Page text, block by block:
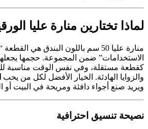
لماذا تختارين منارة عليا الورقية 50
منارة عليا 50 سم باللون البندق هي
الاستخدامات” ضمن المجموعة. حجمها
كقطعة مستقلة، وفي نفس الوقت مناسبة
والزوايا الهادئة. الخيار الأفضل لكل من يحب
ويريد صنع أجواء دافئة ومريحة في البيت أو
نصيحة تنسيق احترافية